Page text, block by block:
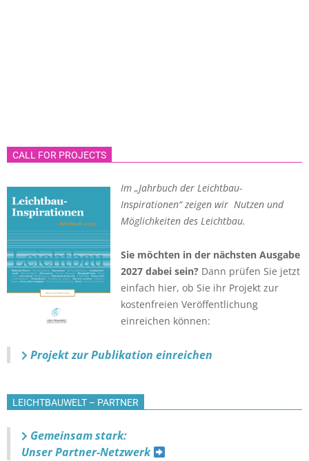
CALL FOR PROJECTS
Im „Jahrbuch der Leichtbau-
Inspirationen“ zeigen wir Nutzen und
Möglichkeiten des Leichtbau.
Sie möchten in der nächsten Ausgabe
2027 dabei sein? Dann prüfen Sie jetzt
einfach hier, ob Sie ihr Projekt zur
kostenfreien Veröffentlichung
einreichen können:
Projekt zur Publikation einreichen
LEICHTBAUWELT – PARTNER
Gemeinsam stark:
Unser Partner-Netzwerk